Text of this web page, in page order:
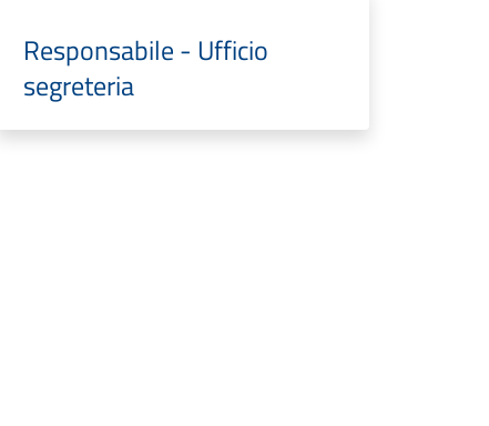
Responsabile - Ufficio
segreteria